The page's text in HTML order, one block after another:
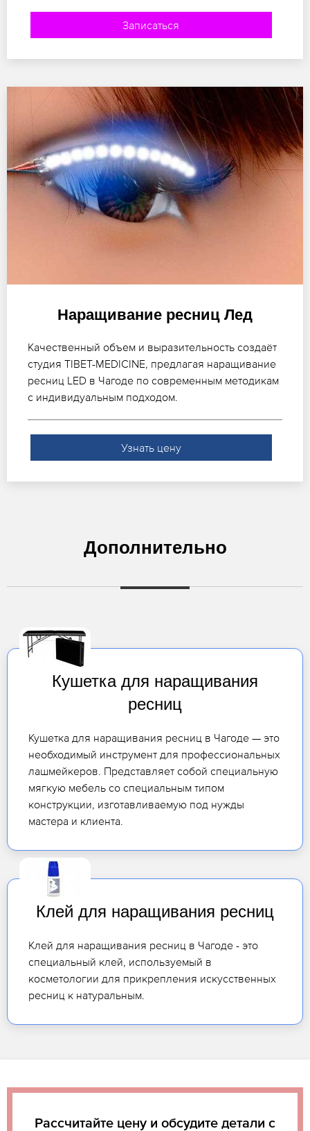
Записаться
Наращивание ресниц Лед
Качественный объем и выразительность создаёт
студия TIBET-MEDICINE, предлагая наращивание
ресниц LED в Чагоде по современным методикам
с индивидуальным подходом.
Узнать цену
Дополнительно
Кушетка для наращивания
ресниц
Кушетка для наращивания ресниц в Чагоде — это
необходимый инструмент для профессиональных
лашмейкеров. Представляет собой специальную
мягкую мебель со специальным типом
конструкции, изготавливаемую под нужды
мастера и клиента.
Клей для наращивания ресниц
Клей для наращивания ресниц в Чагоде - это
специальный клей, используемый в
косметологии для прикрепления искусственных
ресниц к натуральным.
Рассчитайте цену и обсудите детали с